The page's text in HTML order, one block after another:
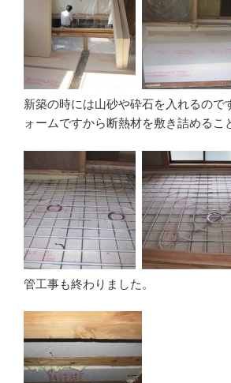
新築の時には山砂や砕石を入れるので
ォームですから断熱材を敷き詰めるこ
管工事も終わりました。